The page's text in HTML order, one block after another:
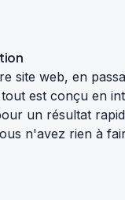
site web, en
est conçu en
un résultat
n'avez rien à